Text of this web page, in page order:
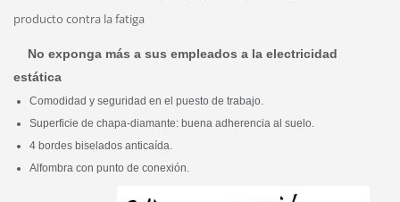
producto contra la fatiga
No exponga más a sus empleados a la electricidad
estática
Comodidad y seguridad en el puesto de trabajo.
Superficie de chapa-diamante: buena adherencia al suelo.
4 bordes biselados anticaída.
Alfombra con punto de conexión.